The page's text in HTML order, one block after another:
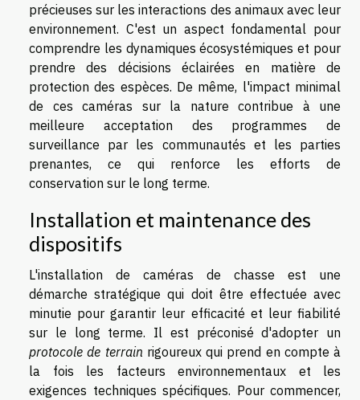
précieuses sur les interactions des animaux avec leur
environnement. C'est un aspect fondamental pour
comprendre les dynamiques écosystémiques et pour
prendre des décisions éclairées en matière de
protection des espèces. De même, l'impact minimal
de ces caméras sur la nature contribue à une
meilleure acceptation des programmes de
surveillance par les communautés et les parties
prenantes, ce qui renforce les efforts de
conservation sur le long terme.
Installation et maintenance des
dispositifs
L'installation de caméras de chasse est une
démarche stratégique qui doit être effectuée avec
minutie pour garantir leur efficacité et leur fiabilité
sur le long terme. Il est préconisé d'adopter un
protocole de terrain rigoureux qui prend en compte à
la fois les facteurs environnementaux et les
exigences techniques spécifiques. Pour commencer,